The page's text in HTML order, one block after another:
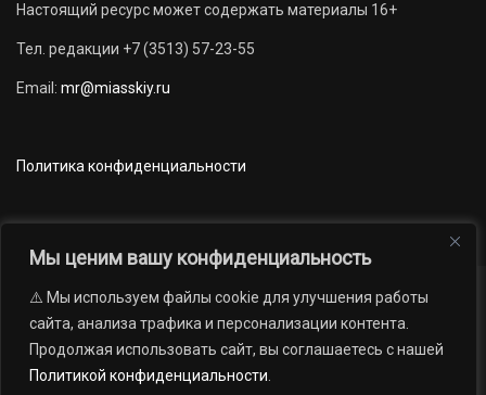
Мы ценим вашу конфиденциальность
⚠️ Мы используем файлы cookie для улучшения работы
сайта, анализа трафика и персонализации контента.
Продолжая использовать сайт, вы соглашаетесь с нашей
Политикой конфиденциальности
Настоящий ресурс может содержать материалы 16+
Тел. редакции +7 (3513) 57-23-55
Email: mr@miasskiy.ru
Политика конфиденциальности
Новости Наши проекты
Официально
АРХИВ
16+
газеты «Миасский рабочий»; Областное государственное учреждение